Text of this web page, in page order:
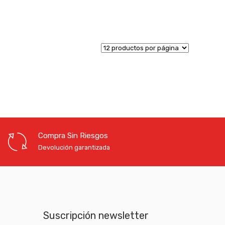
Compra Sin Riesgos
Devolución garantizada
Suscripción newsletter